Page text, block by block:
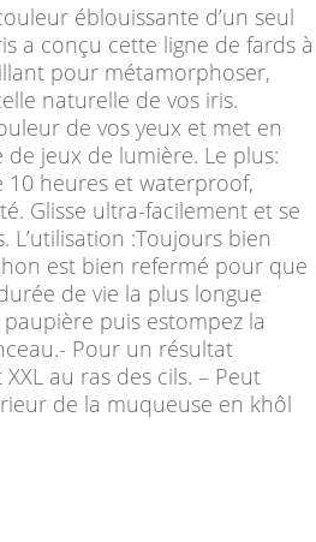
éblouissante d’un seul
a conçu cette ligne de fards à
pour métamorphoser,
naturelle de vos iris.
de vos yeux et met en
jeux de lumière. Le plus:
heures et waterproof,
Glisse ultra-facilement et se
L’utilisation :Toujours bien
est bien refermé pour que
de vie la plus longue
puis estompez la
Pour un résultat
au ras des cils. – Peut
de la muqueuse en khôl